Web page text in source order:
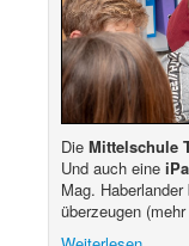
Die Mittelschule
Und auch eine
Mag.
überzeugen